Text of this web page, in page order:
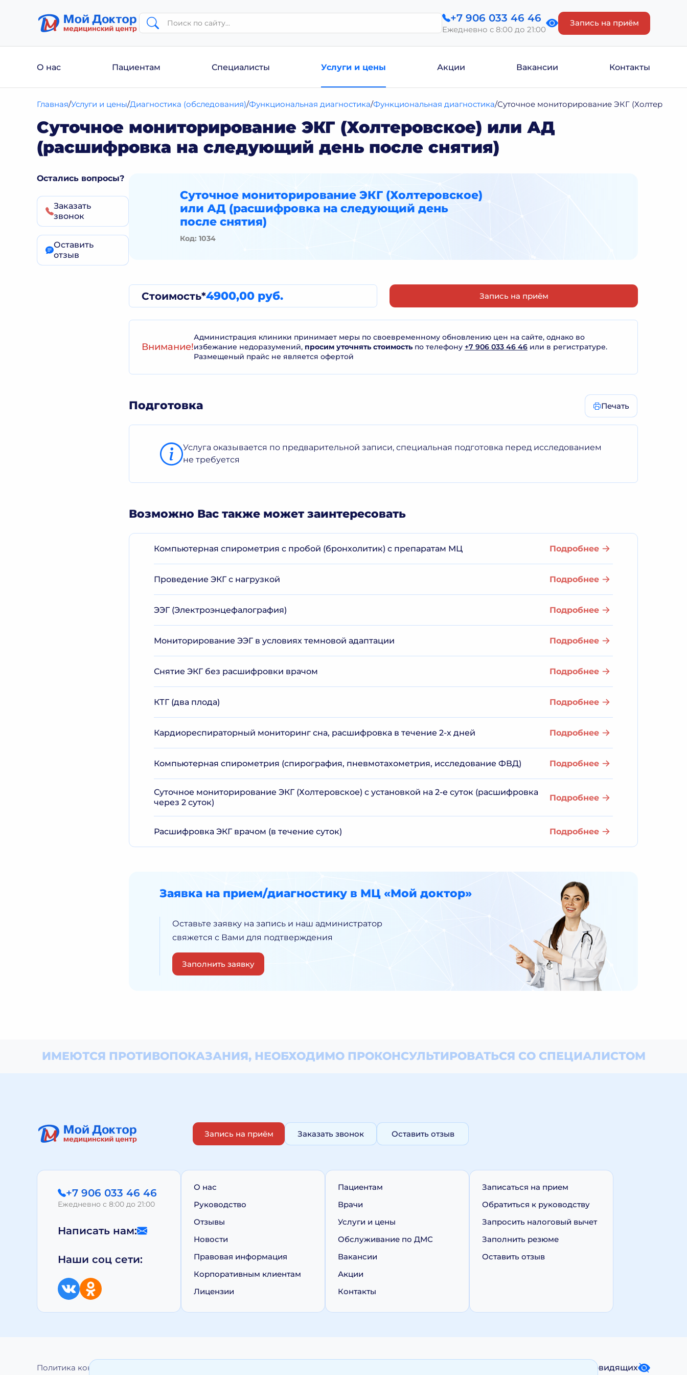
+7 906 033 46 46
Ежедневно с 8:00 до 21:00
Запись на приём
О нас Пациентам Специалисты Услуги и цены Акции Вакансии Контакты
Главная Услуги и цены Диагностика (обследования) Функциональная диагностика Функциональная диагностика Суточное мониторирование ЭКГ
Суточное мониторирование ЭКГ (Холтеровское) или АД
(расшифровка на следующий день после снятия)
Остались вопросы?
Заказать
звонок
Оставить
отзыв
Суточное мониторирование ЭКГ (Холтеровское)
или АД (расшифровка на следующий день
после снятия)
Код: 1034
Стоимость*4900,00 руб. Запись на приём
Внимание!
Администрация клиники принимает меры по своевременному обновлению цен на сайте, однако во
избежание недоразумений, просим уточнять стоимостьпо телефону +7 906 033 46 46 или в регистратуре.
Размещеный прайс не является офертой
Подготовка Печать
Услуга оказывается по предварительной записи, специальная подготовка перед исследованием
не требуется
Возможно Вас также может заинтересовать
Компьютерная спирометрия с пробой (бронхолитик) с препаратам МЦ Подробнее
Проведение ЭКГ с нагрузкой Подробнее
ЭЭГ (Электроэнцефалография) Подробнее
Мониторирование ЭЭГ в условиях темновой адаптации Подробнее
Снятие ЭКГ без расшифровки врачом Подробнее
КТГ (два плода) Подробнее
Кардиореспираторный мониторинг сна, расшифровка в течение 2-х дней Подробнее
Компьютерная спирометрия (спирография, пневмотахометрия, исследование ФВД) Подробнее
Суточное мониторирование ЭКГ (Холтеровское) с установкой на 2-е суток (расшифровка
через 2 суток)
Подробнее
Расшифровка ЭКГ врачом (в течение суток) Подробнее
Заявка на прием/диагностику в МЦ «Мой доктор»
Оставьте заявку на запись и наш администратор
свяжется с Вами для подтверждения
Заполнить заявку
ИМЕЮТСЯ ПРОТИВОПОКАЗАНИЯ, НЕОБХОДИМОПРОКОНСУЛЬТИРОВАТЬСЯ СО СПЕЦИАЛИСТОМ
Запись на приём Заказать звонок Оставить отзыв
+7 906 033 46 46
Ежедневно с 8:00 до 21:00
Написать нам:
Наши соц сети:
О нас
Руководство
Отзывы
Новости
Правовая информация
Корпоративным клиентам
Лицензии
Пациентам
Врачи
Услуги и цены
Обслуживание по ДМС
Вакансии
Акции
Контакты
Записаться на прием
Обратиться к руководству
Запросить налоговый вычет
Заполнить резюме
Оставить отзыв
Версия для слабовидящих
Политика конфиденциальности